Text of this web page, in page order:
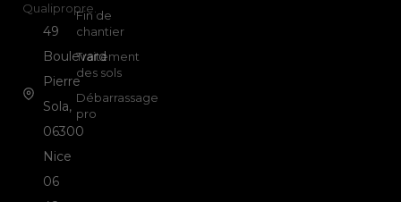
Qualipropre.
49
Boulevard
Pierre
Sola,
06300
Nice
06
Fin de
chantier
Traitement
des sols
Débarrassage
pro